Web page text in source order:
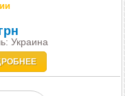
Украина